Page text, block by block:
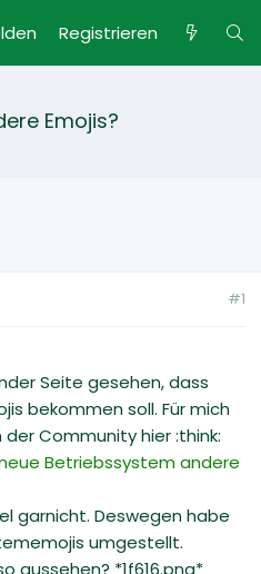
Registrieren
Emojis?
#1
Seite gesehen, dass
bekommen soll. Für mich
Community hier :think:
Betriebssystem andere
garnicht. Deswegen habe
umgestellt.
aussehen? *1f616.png*